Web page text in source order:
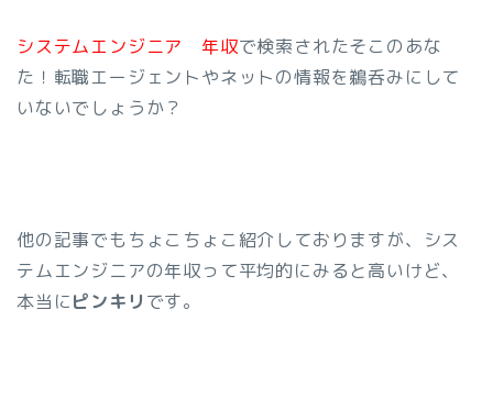
システムエンジニア 年収で検索されたそこのあな
た！転職エージェントやネットの情報を鵜呑みにして
いないでしょうか？
他の記事でもちょこちょこ紹介しておりますが、シス
テムエンジニアの年収って平均的にみると高いけど、
本当にピンキリ です。